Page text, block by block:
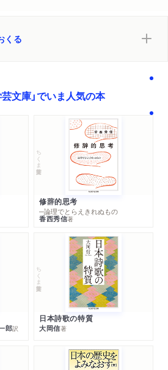
くる
芸文庫」でいま人気の本
ちくま学芸文庫
修辞的思考
─論理でとらえきれぬもの
香西秀信著
郎訳
ちくま学芸文庫
日本詩歌の特質
大岡信著